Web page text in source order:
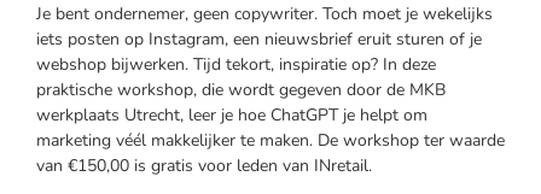
Je bent ondernemer, geen copywriter. Toch moet je wekelijks
iets posten op Instagram, een nieuwsbrief eruit sturen of je
webshop bijwerken. Tijd tekort, inspiratie op? In deze
praktische workshop, die wordt gegeven door de MKB
werkplaats Utrecht, leer je hoe ChatGPT je helpt om
marketing véél makkelijker te maken. De workshop ter waarde
van €150,00 is gratis voor leden van INretail.